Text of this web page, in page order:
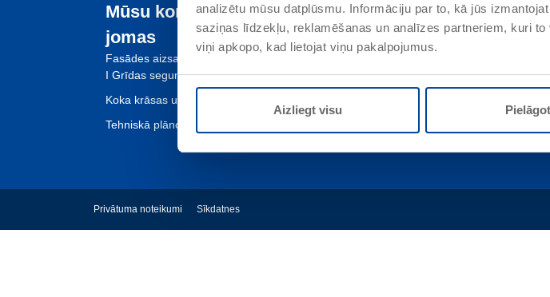
analizētu mūsu datplūsmu. Informāciju par to, kā jūs
saziņas līdzekļu, reklamēšanas un analīzes partneriem, kuri
viņi apkopo, kad lietojat viņu pakalpojumus.
Aizliegt visu Pielāgot
Mūsu kompetences
jomas
Fasādes aizsardzība un atjaunošana
I Grīdas segumu sistēmas
Koka krāsas un lakas
Tehniskā plānošana
Par mums
Uzņēmums
Kvalitāte un vide
Privātuma noteikumi Sīkdatnes